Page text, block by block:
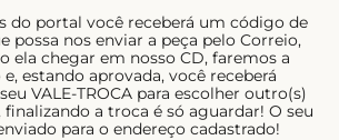
do portal você receberá um código de
possa nos enviar a peça pelo Correio,
ela chegar em nosso CD, faremos a
estando aprovada, você receberá
VALE-TROCA para escolher outro(s)
a troca é só aguardar! O seu
para o endereço cadastrado!